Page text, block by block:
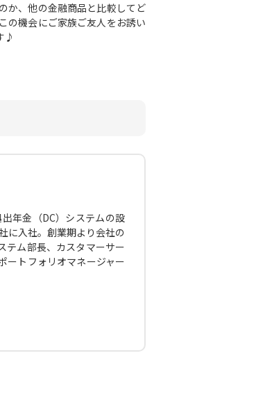
か、他の金融商品と比較してど
の機会にご家族ご友人をお誘い
♪
年金（DC）システムの設
に入社。創業期より会社の
テム部長、カスタマーサー
ートフォリオマネージャー